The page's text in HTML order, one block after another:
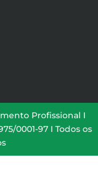
Profissional I
0001-97 I Todos os